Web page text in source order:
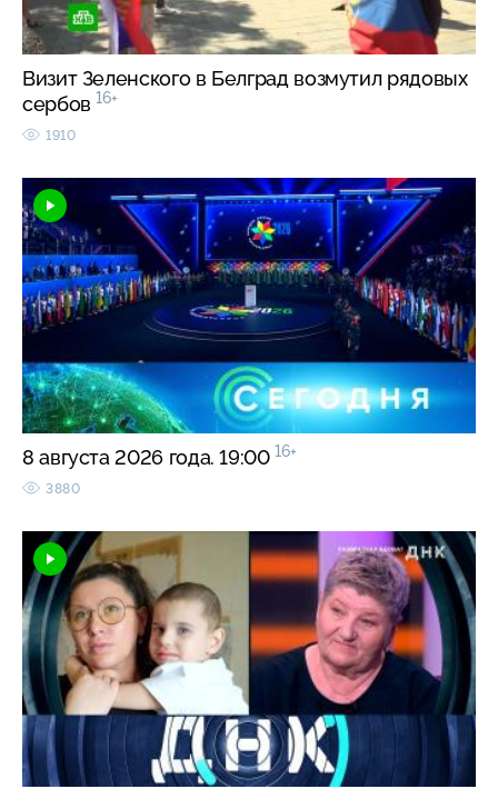
Визит Зеленского в Белград возмутил рядовых
сербов 16+
1910
8 августа 2026 года. 19:00 16+
3880